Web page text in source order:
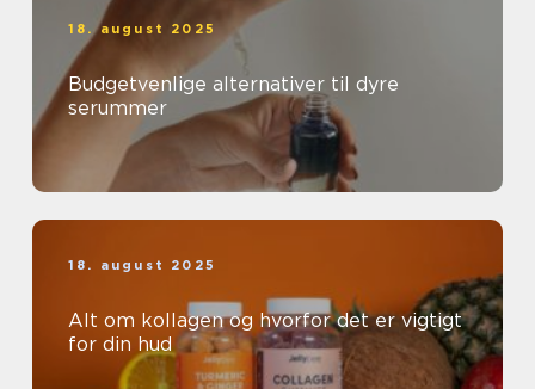
18. august 2025
Budgetvenlige alternativer til dyre
serummer
18. august 2025
Alt om kollagen og hvorfor det er vigtigt
for din hud